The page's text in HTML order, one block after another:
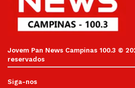
Jovem Pan News Campinas 100.3 ©
reservados
Siga-nos